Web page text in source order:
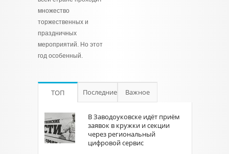
множество
торжественных и
праздничных
мероприятий. Но этот
год особенный.
ТОП Последние Важное
В Заводоуковске идёт приём
заявок в кружки и секции
через региональный
цифровой сервис